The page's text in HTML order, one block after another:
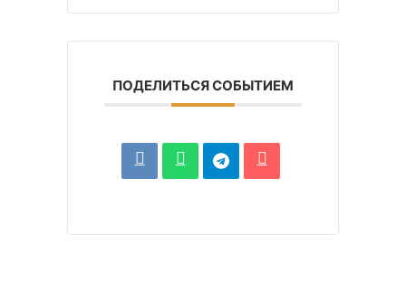
ПОДЕЛИТЬСЯ СОБЫТИЕМ